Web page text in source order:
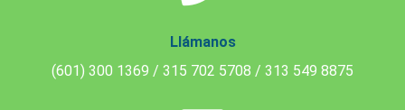
Llámanos
(601) 300 1369 / 315 702 5708 / 313 549 8875